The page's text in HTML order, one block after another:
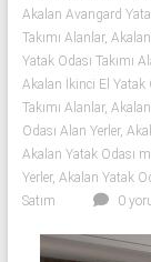
Yatak
odası
alan
yerler
olarak
2.el
yatak
odası,
yatak
Akalan Avangard
Takımı Alanlar,
Yatak Odası Takımı
Akalan İkinci El Yatak
Takımı Alanlar,
Odası Alan Yerler,
Akalan Yatak Odası
Yerler, Akalan Yatak
Satım
0